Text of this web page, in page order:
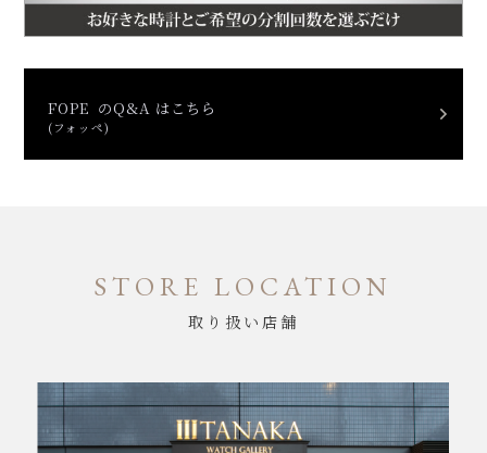
FOPE のQ&A はこちら
(フォッペ)
STORE LOCATION
取り扱い店舗